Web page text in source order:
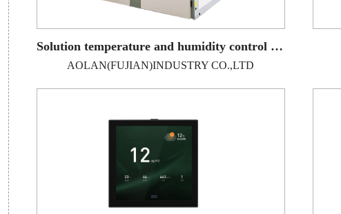
Solution temperature and humidity control unit
AOLAN(FUJIAN)INDUSTRY CO.,LTD